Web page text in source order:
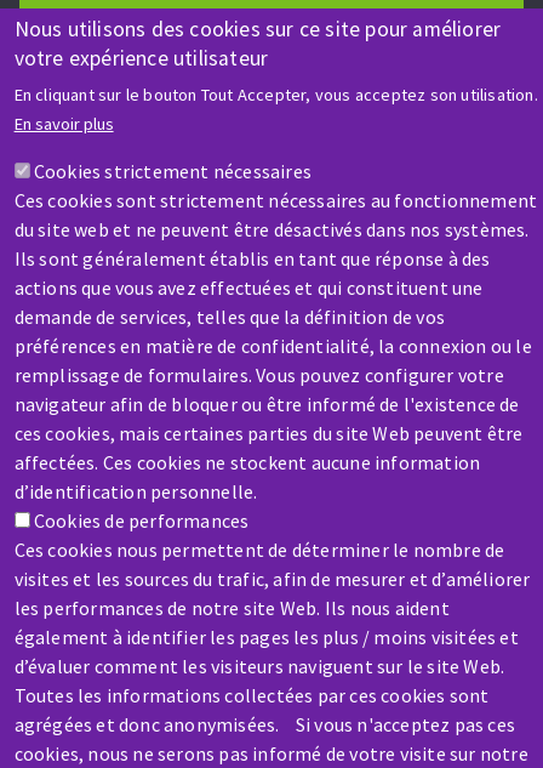
Nous utilisons des cookies sur ce site pour améliorer
votre expérience utilisateur
En cliquant sur le bouton Tout Accepter, vous acceptez son utilisation.
En savoir plus
Cookies strictement nécessaires
Ces cookies sont strictement nécessaires au fonctionnement
du site web et ne peuvent être désactivés dans nos systèmes.
Ils sont généralement établis en tant que réponse à des
actions que vous avez effectuées et qui constituent une
demande de services, telles que la définition de vos
préférences en matière de confidentialité, la connexion ou le
remplissage de formulaires. Vous pouvez configurer votre
navigateur afin de bloquer ou être informé de l'existence de
ces cookies, mais certaines parties du site Web peuvent être
affectées. Ces cookies ne stockent aucune information
d’identification personnelle.
Cookies de performances
Ces cookies nous permettent de déterminer le nombre de
visites et les sources du trafic, afin de mesurer et d’améliorer
les performances de notre site Web. Ils nous aident
également à identifier les pages les plus / moins visitées et
d’évaluer comment les visiteurs naviguent sur le site Web.
Toutes les informations collectées par ces cookies sont
agrégées et donc anonymisées. Si vous n'acceptez pas ces
cookies, nous ne serons pas informé de votre visite sur notre
AIDE & CONTACT
Une question ? Un renseignement ?
SAV / RÉPARATION
Une machine cassée ? En panne ?
Contactez-nous
Aller
contenu
principal